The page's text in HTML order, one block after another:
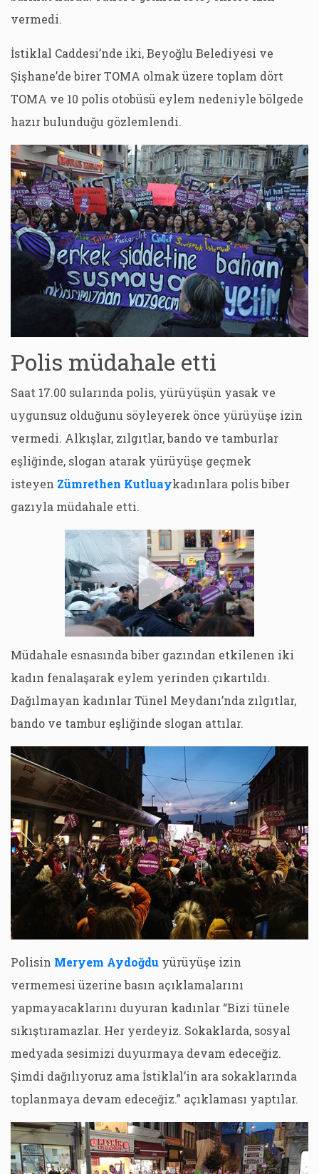
vermedi.
İstiklal Caddesi’nde iki, Beyoğlu Belediyesi ve
Şişhane’de birer TOMA olmak üzere toplam dört
TOMA ve 10 polis otobüsü eylem nedeniyle bölgede
hazır bulunduğu gözlemlendi.
Polis müdahale etti
Saat 17.00 sularında polis, yürüyüşün yasak ve
uygunsuz olduğunu söyleyerek önce yürüyüşe izin
vermedi. Alkışlar, zılgıtlar, bando ve tamburlar
eşliğinde, slogan atarak yürüyüşe geçmek
isteyen Zümrethen Kutluaykadınlara polis biber
gazıyla müdahale etti.
Müdahale esnasında biber gazından etkilenen iki
kadın fenalaşarak eylem yerinden çıkartıldı.
Dağılmayan kadınlar Tünel Meydanı’nda zılgıtlar,
bando ve tambur eşliğinde slogan attılar.
Polisin Meryem Aydoğdu yürüyüşe izin
vermemesi üzerine basın açıklamalarını
yapmayacaklarını duyuran kadınlar “Bizi tünele
sıkıştıramazlar. Her yerdeyiz. Sokaklarda, sosyal
medyada sesimizi duyurmaya devam edeceğiz.
Şimdi dağılıyoruz ama İstiklal’in ara sokaklarında
toplanmaya devam edeceğiz.” açıklaması yaptılar.